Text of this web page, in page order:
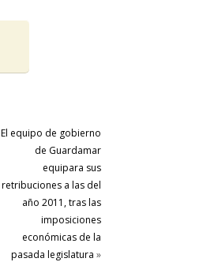
El equipo de gobierno
de Guardamar
equipara sus
retribuciones a las del
año 2011, tras las
imposiciones
económicas de la
pasada legislatura »